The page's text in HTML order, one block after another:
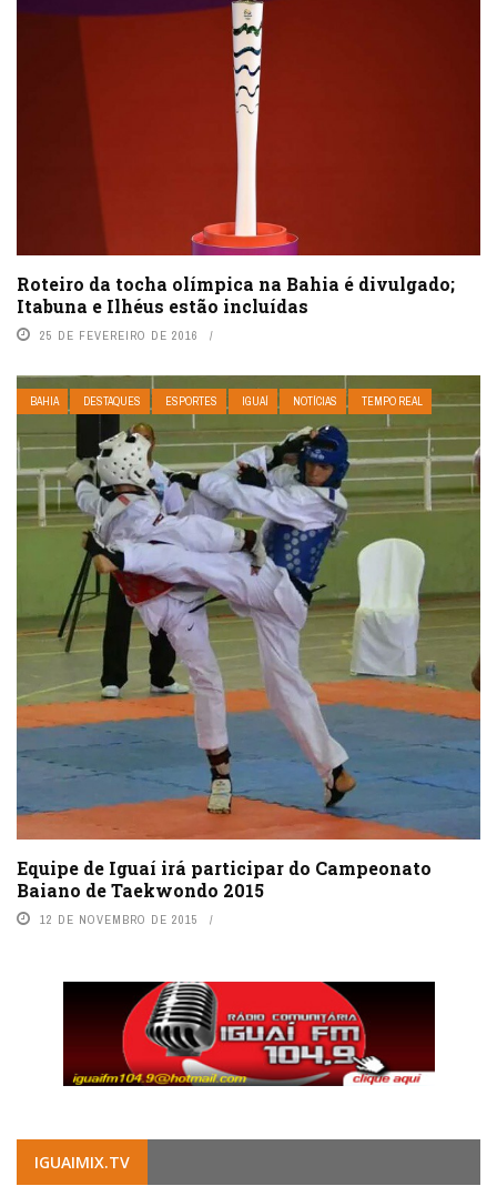
Roteiro da tocha olímpica na Bahia é divulgado;
Itabuna e Ilhéus estão incluídas
25 DE FEVEREIRO DE 2016
BAHIA DESTAQUES ESPORTES IGUAÍ NOTÍCIAS TEMPO REAL
Equipe de Iguaí irá participar do Campeonato
Baiano de Taekwondo 2015
12 DE NOVEMBRO DE 2015
IGUAIMIX.TV